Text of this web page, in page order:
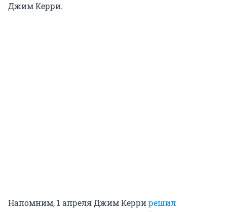
Джим Керри.
Напомним, 1 апреля Джим Керрирешил